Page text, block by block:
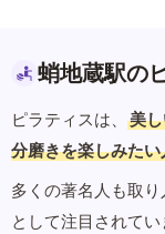
蛸地蔵駅の
ピラティスは、 美
分磨きを楽しみたい
多くの著名人も取
として注目されてい